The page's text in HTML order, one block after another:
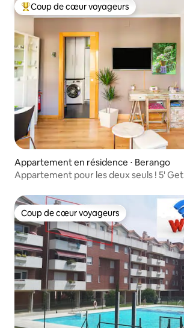
Coups de cœur voyageurs les plus
Coup de cœur voyageurs
Appartement en résidence ⋅ Berango
Appartement pour les deux seuls ! 5'
Coup de cœur voyageurs
Coup de cœur voyageurs